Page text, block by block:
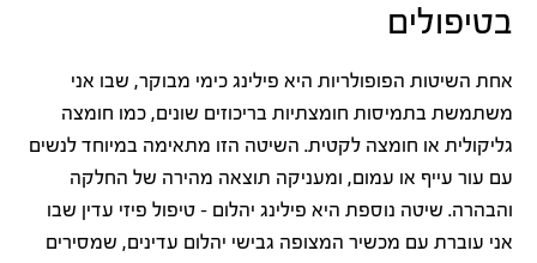
בטיפולים
אחת השיטות הפופולריות היא פילינג כימי מבוקר, שבו אני
משתמשת בתמיסות חומצתיות בריכוזים שונים, כמו חומצה
גליקולית או חומצה לקטית. השיטה הזו מתאימה במיוחד לנשים
עם עור עייף או עמום, ומעניקה תוצאה מהירה של החלקה
והבהרה. שיטה נוספת היא פילינג יהלום – טיפול פיזי עדין שבו
אני עוברת עם מכשיר המצופה גבישי יהלום עדינים, שמסירים